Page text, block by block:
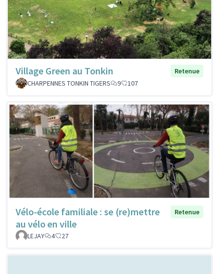
Village Green au Tonkin
Retenue
CHARPENNES TONKIN TIGERS
9 107
Vélo-école familiale : se (re)mettre
au vélo en ville
Retenue
LEJAY 4 27